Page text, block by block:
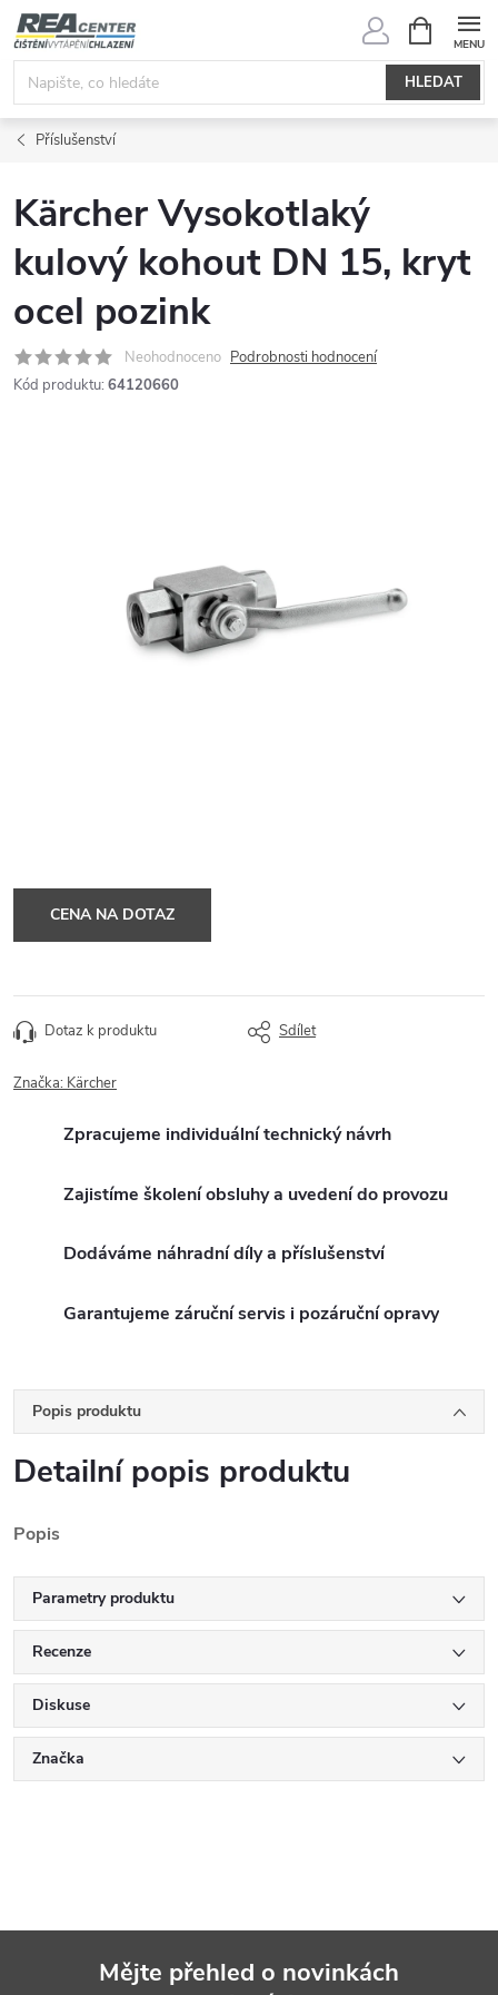
Přejít
na
obsah
HLEDAT
NÁKUPNÍ
KOŠÍK
Příslušenství
Kärcher Vysokotlaký
kulový kohout DN 15, kryt
ocel pozink
Neohodnoceno Podrobnosti hodnocení
Kód produktu: 64120660
CENA NA DOTAZ
Dotaz k produktu Sdílet
Značka: Kärcher
Zpracujeme individuální technický návrh
Zajistíme školení obsluhy a uvedení do provozu
Dodáváme náhradní díly a příslušenství
Garantujeme záruční servis i pozáruční opravy
Popis produktu
Detailní popis produktu
Popis
Parametry produktu
Recenze
Diskuse
Značka
Mějte přehled o novinkách